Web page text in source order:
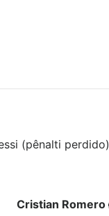
(pênalti perdido)
Cristian Romero